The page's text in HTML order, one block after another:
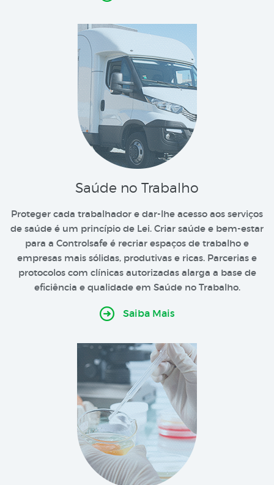
Saúde no Trabalho
Proteger cada trabalhador e dar-lhe acesso aos serviços
de saúde é um princípio de Lei. Criar saúde e bem-estar
para a Controlsafe é recriar espaços de trabalho e
empresas mais sólidas, produtivas e ricas. Parcerias e
protocolos com clínicas autorizadas alarga a base de
eficiência e qualidade em Saúde no Trabalho.
Saiba Mais